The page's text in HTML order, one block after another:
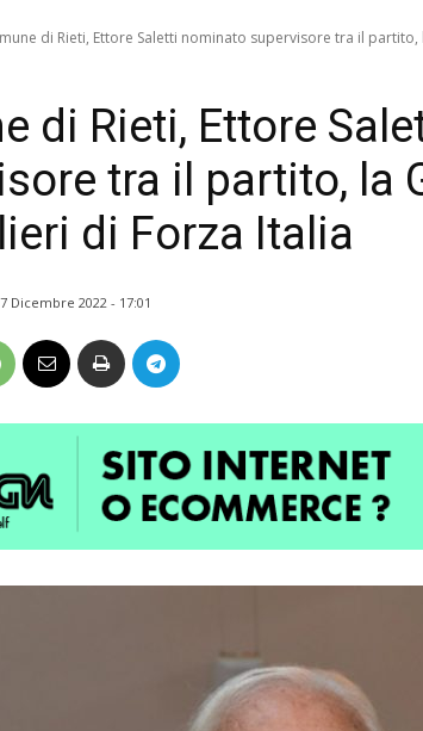
di Rieti, Ettore Saletti nominato supervisore tra il partito,
di Rieti, Ettore
tra il partito, la
di Forza Italia
7 Dicembre 2022 - 17:01